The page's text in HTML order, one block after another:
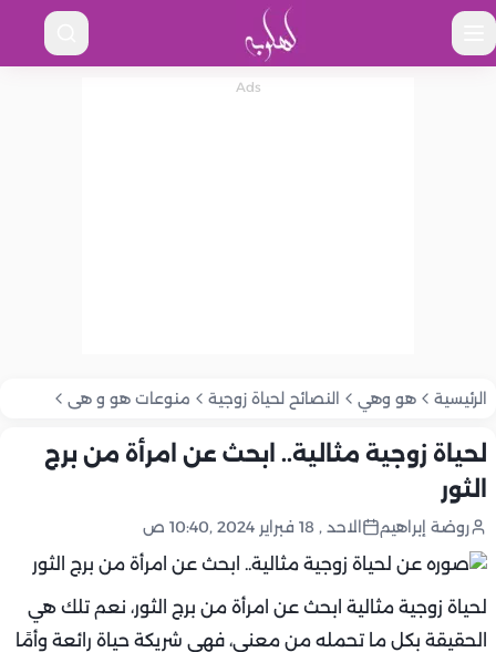
الرئيسية هو وهي النصائح لحياة زوجية منوعات هو و هى
لحياة زوجية مثالية.. ابحث عن امرأة من برج
الثور
روضة إبراهيم الاحد , 18 فبراير 2024 ,10:40 ص
لحياة زوجية مثالية ابحث عن امرأة من برج الثور، نعم تلك هي
الحقيقة بكل ما تحمله من معنى، فهي شريكة حياة رائعة وأمًا